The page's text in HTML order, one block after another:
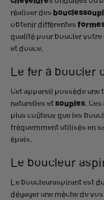
réaliser des boucles
obtenir différentes
qualité pour boucler votre
et douce.
Le fer à boucler
Cet appareil possède une
naturelles etsouples. Ces
plus coûteux que les
fréquemment utilisés en
épais.
Le boucleur
Le boucleuraspirant est
dégager une mèche de